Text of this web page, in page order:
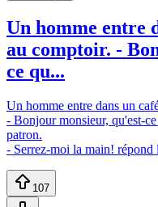
Un homme entre
au comptoir. -
ce qu...
Un homme entre dans un
- Bonjour monsieur, qu'est-
patron.
- Serrez-moi la main! répond
107